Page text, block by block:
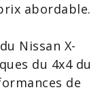
abordable.
Nissan X-
du 4x4 du
de